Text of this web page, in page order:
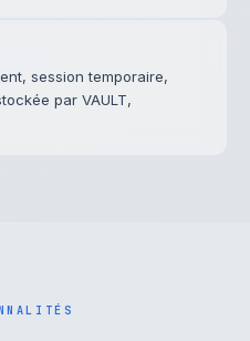
session temporaire,
par VAULT,